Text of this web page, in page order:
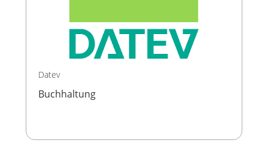
Datev
Buchhaltung